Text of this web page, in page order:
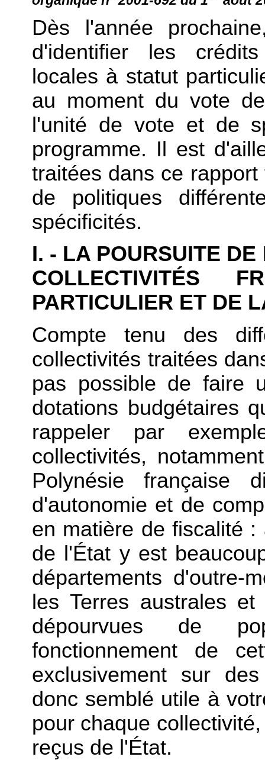
Dès l'année
d'identifier les
locales à statut
au moment du vote
l'unité de vote et de
programme. Il est
traitées dans ce
de politiques
spécificités.
I. - LA POURSUITE
COLLECTIVITÉS
PARTICULIER ET DE
Compte tenu des
collectivités traitées
pas possible de faire
dotations budgétaires
rappeler par
collectivités,
Polynésie française
d'autonomie et de
en matière de fiscalité
de l'État y est
départements d'outre-
les Terres australes
dépourvues de
fonctionnement de
exclusivement sur
donc semblé utile à
pour chaque
reçus de l'État.